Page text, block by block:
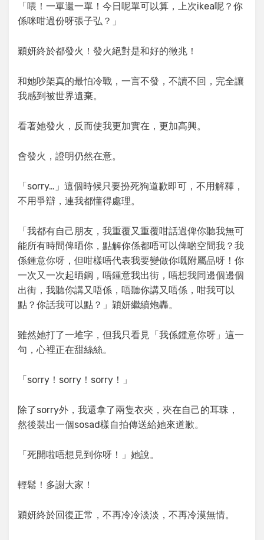
「喂！一單還一單！今日呢單可以算，上次ikea呢？你
係咪咁過份呀張子弘？」
穎妍終於都發火！發火絕對是和好的徵兆！
和她吵架真的最怕冷戰，一言不發，不讀不回，完全讓
我感到被世界遺棄。
看著她發火，反而使我更加實在，更加高興。
會發火，證明仍然在意。
「sorry…」這個時候只要扮死狗道歉即可，不用解釋，
不用爭辯，連我都懂得處理。
「我都有自己朋友，我重覆又重覆咁話過俾你聽我無可
能所有時間俾晒你，點解你係都唔可以俾啲空間我？我
係鍾意你呀，但咁樣唔代表我要變做你嘅附屬品呀！你
一次又一次起晒鋼，唔鍾意我出街，唔想我同邊個邊個
出街，我聽你講又唔係，唔聽你講又唔係，咁我可以
點？你話我可以點？」穎妍繼續炮轟。
雖然她打了一堆字，但我只看見「我係鍾意你呀」這一
句，心裡正在甜絲絲。
「sorry！sorry！sorry！」
除了sorry外，我還拿了兩隻衣夾，夾在自己的耳珠，
然後裝出一個sosad樣自拍傳送給她來道歉。
「死開啦唔想見到你呀！」她說。
輕鬆！多謝大家！
穎妍終於回復正常，不再冷冷淡淡，不再冷漠無情。